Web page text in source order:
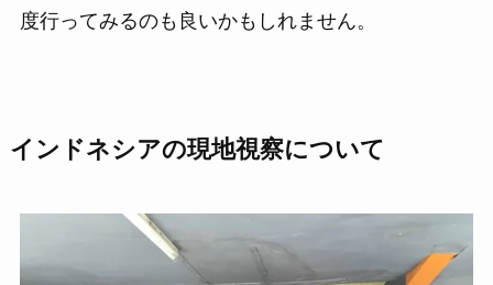
度行ってみるのも良いかもしれません。
インドネシアの現地視察について